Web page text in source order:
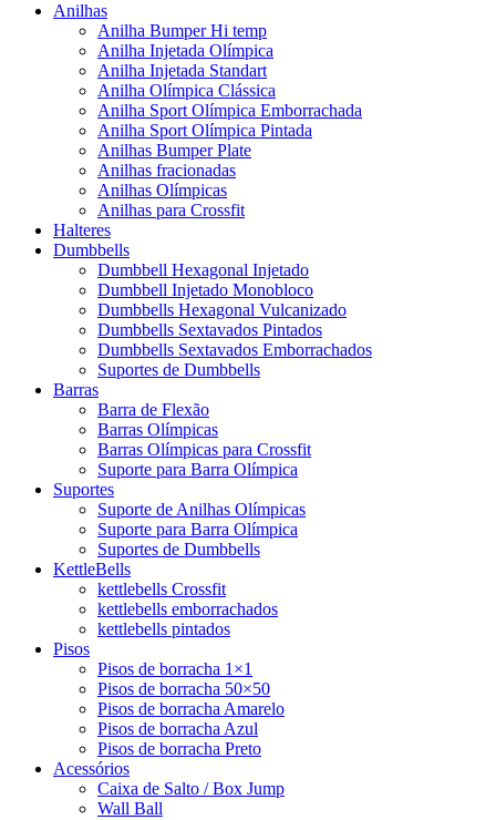
Anilhas
Anilha Bumper Hi temp
Anilha Injetada Olímpica
Anilha Injetada Standart
Anilha Olímpica Clássica
Anilha Sport Olímpica Emborrachada
Anilha Sport Olímpica Pintada
Anilhas Bumper Plate
Anilhas fracionadas
Anilhas Olímpicas
Anilhas para Crossfit
Halteres
Dumbbells
Dumbbell Hexagonal Injetado
Dumbbell Injetado Monobloco
Dumbbells Hexagonal Vulcanizado
Dumbbells Sextavados Pintados
Dumbbells Sextavados Emborrachados
Suportes de Dumbbells
Barras
Barra de Flexão
Barras Olímpicas
Barras Olímpicas para Crossfit
Suporte para Barra Olímpica
Suportes
Suporte de Anilhas Olímpicas
Suporte para Barra Olímpica
Suportes de Dumbbells
KettleBells
kettlebells Crossfit
kettlebells emborrachados
kettlebells pintados
Pisos
Pisos de borracha 1×1
Pisos de borracha 50×50
Pisos de borracha Amarelo
Pisos de borracha Azul
Pisos de borracha Preto
Acessórios
Caixa de Salto / Box Jump
Wall Ball